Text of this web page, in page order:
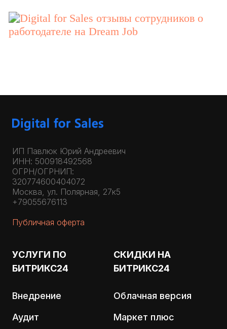
ИП Павлюк Юрий Андреевич
ИНН: 500918492568
ОГРН/ОГРНИП:
320774600404072
Москва, ул. Полярная, 27к5
+79055676113
Публичная оферта
УСЛУГИ ПО
БИТРИКС24
Внедрение
Аудит
СКИДКИ НА
БИТРИКС24
Облачная версия
Маркет плюс